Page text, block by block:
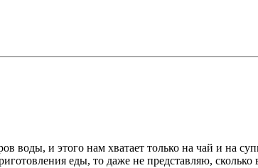
воды, и этого нам хватает только на чай и
еды, то даже не представляю,